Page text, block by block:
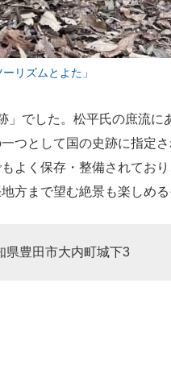
リズムとよた」
でした。松平氏の庶流に
つとして国の史跡に指定
よく保存・整備されてお
方まで望む絶景も楽しめる
県豊田市大内町城下3